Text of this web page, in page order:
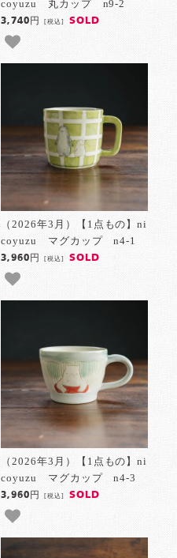
coyuzu 丸カップ n9-2
3,740円 [税込] SOLD
（2026年3月）【1点もの】ni
coyuzu マグカップ n4-1
3,960円 [税込] SOLD
（2026年3月）【1点もの】ni
coyuzu マグカップ n4-3
3,960円 [税込] SOLD